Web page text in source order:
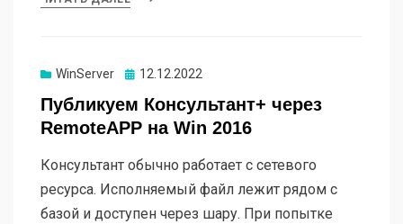
WinServer Опубликовано
12.12.2022
Публикуем Консультант+ через
RemoteAPP на Win 2016
Консультант обычно работает с сетевого
ресурса. Исполняемый файл лежит рядом с
базой и доступен через шару. При попытке